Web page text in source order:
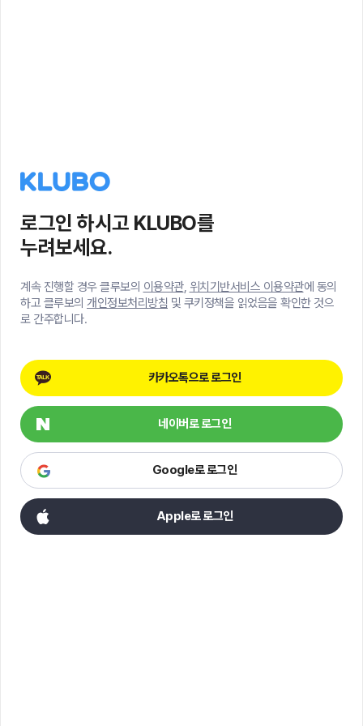
로그인 하시고 KLUBO를
누려보세요.
계속 진행할 경우 클루보의 이용약관, 위치기반서비스 이용약관에 동의
하고 클루보의 개인정보처리방침 및 쿠키정책을 읽었음을 확인한 것으
로 간주합니다.
카카오톡으로 로그인
네이버로 로그인
Google로 로그인
Apple로 로그인